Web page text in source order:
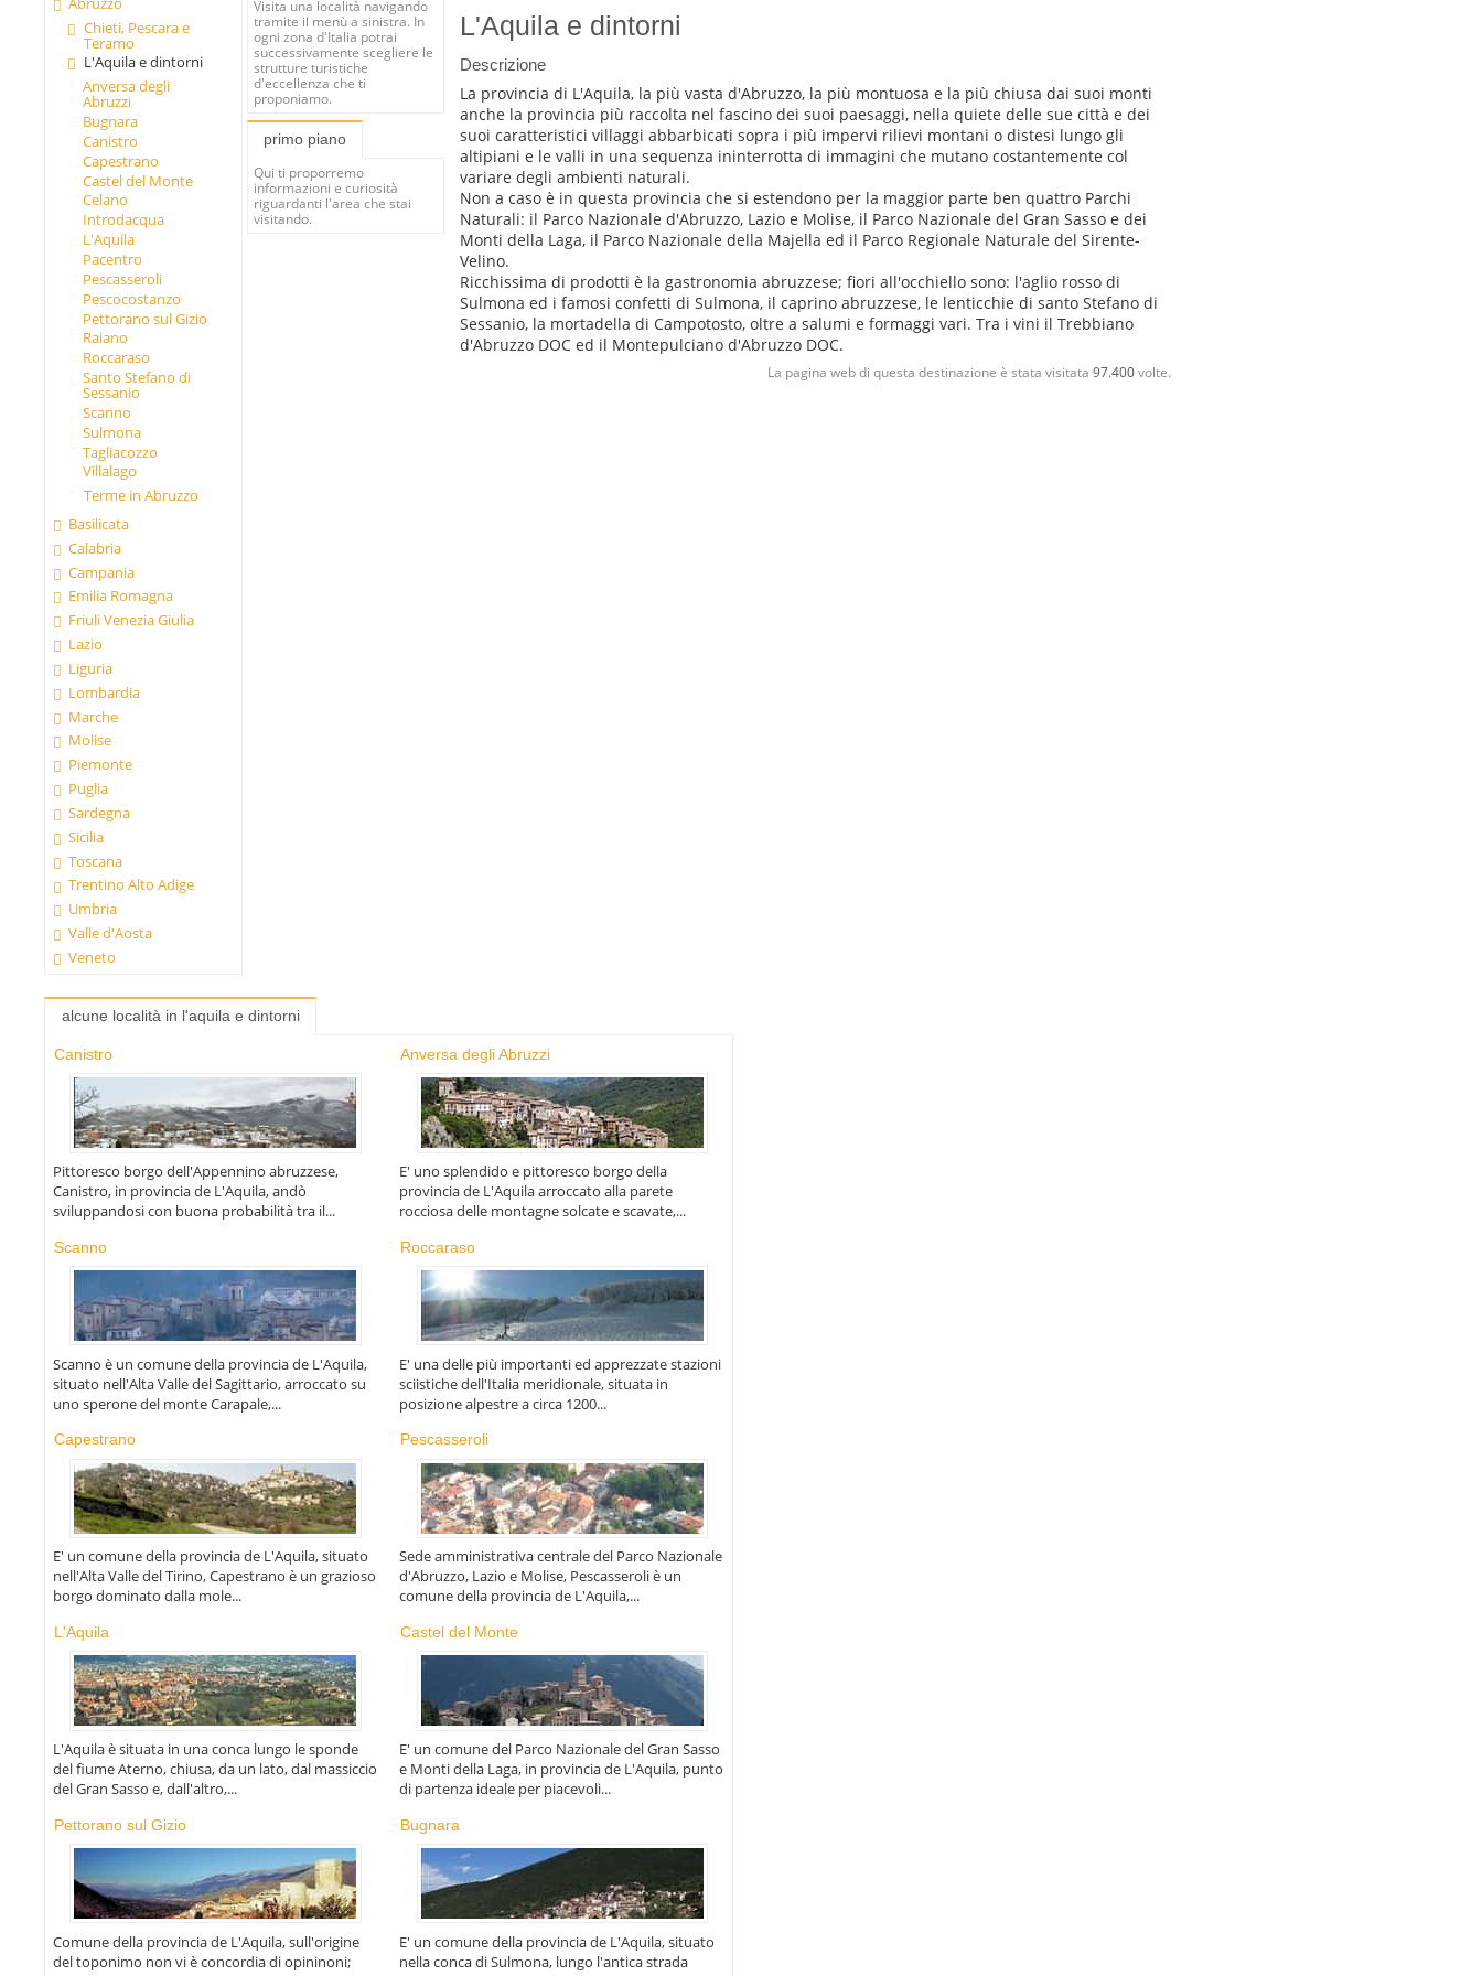
Chieti, Pescara e
Teramo
L'Aquila e dintorni
Anversa degli
Abruzzi
Bugnara
Canistro
Capestrano
Castel del Monte
Celano
Introdacqua
L'Aquila
Pacentro
Pescasseroli
Pescocostanzo
Pettorano sul Gizio
Raiano
Roccaraso
Santo Stefano di
Sessanio
Scanno
Sulmona
Tagliacozzo
Villalago
Terme in Abruzzo
Basilicata
Calabria
Campania
Emilia Romagna
Friuli Venezia Giulia
Lazio
Liguria
Lombardia
Marche
Molise
Piemonte
Puglia
Sardegna
Sicilia
Toscana
Trentino Alto Adige
Umbria
Valle d'Aosta
Veneto
Visita una località navigando
tramite il menù a sinistra. In
ogni zona d'Italia potrai
successivamente scegliere le
strutture turistiche
d'eccellenza che ti
proponiamo.
primo piano
Qui ti proporremo
informazioni e curiosità
riguardanti l'area che stai
visitando.
L'Aquila e dintorni
Descrizione
La provincia di L'Aquila, la più vasta d'Abruzzo, la più montuosa e la più chiusa dai suoi monti
anche la provincia più raccolta nel fascino dei suoi paesaggi, nella quiete delle sue città e dei
suoi caratteristici villaggi abbarbicati sopra i più impervi rilievi montani o distesi lungo gli
altipiani e le valli in una sequenza ininterrotta di immagini che mutano costantemente col
variare degli ambienti naturali.
Non a caso è in questa provincia che si estendono per la maggior parte ben quattro Parchi
Naturali: il Parco Nazionale d'Abruzzo, Lazio e Molise, il Parco Nazionale del Gran Sasso e dei
Monti della Laga, il Parco Nazionale della Majella ed il Parco Regionale Naturale del Sirente-
Velino.
Ricchissima di prodotti è la gastronomia abruzzese; fiori all'occhiello sono: l'aglio rosso di
Sulmona ed i famosi confetti di Sulmona, il caprino abruzzese, le lenticchie di santo Stefano di
Sessanio, la mortadella di Campotosto, oltre a salumi e formaggi vari. Tra i vini il Trebbiano
d'Abruzzo DOC ed il Montepulciano d'Abruzzo DOC.
La pagina web di questa destinazione è stata visitata 97.400volte.
alcune località in l'aquila e dintorni
Canistro
Pittoresco borgo dell'Appennino abruzzese,
Canistro, in provincia de L'Aquila, andò
sviluppandosi con buona probabilità tra il...
Anversa degli Abruzzi
E' uno splendido e pittoresco borgo della
provincia de L'Aquila arroccato alla parete
rocciosa delle montagne solcate e scavate,...
Scanno
Scanno è un comune della provincia de L'Aquila,
situato nell'Alta Valle del Sagittario, arroccato su
uno sperone del monte Carapale,...
Roccaraso
E' una delle più importanti ed apprezzate stazioni
sciistiche dell'Italia meridionale, situata in
posizione alpestre a circa 1200...
Capestrano
E' un comune della provincia de L'Aquila, situato
nell'Alta Valle del Tirino, Capestrano è un grazioso
borgo dominato dalla mole...
Pescasseroli
Sede amministrativa centrale del Parco Nazionale
d'Abruzzo, Lazio e Molise, Pescasseroli è un
comune della provincia de L'Aquila,...
L'Aquila
L'Aquila è situata in una conca lungo le sponde
del fiume Aterno, chiusa, da un lato, dal massiccio
del Gran Sasso e, dall'altro,...
Castel del Monte
E' un comune del Parco Nazionale del Gran Sasso
e Monti della Laga, in provincia de L'Aquila, punto
di partenza ideale per piacevoli...
Pettorano sul Gizio
Comune della provincia de L'Aquila, sull'origine
del toponimo non vi è concordia di opininoni;
Bugnara
E' un comune della provincia de L'Aquila, situato
nella conca di Sulmona, lungo l'antica strada